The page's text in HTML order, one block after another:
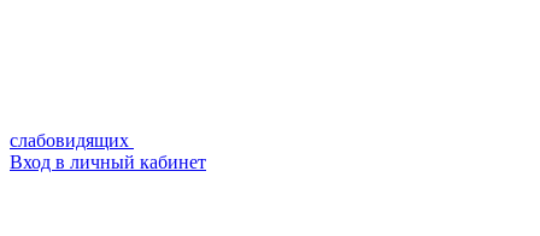
слабовидящих
Вход в личный кабинет